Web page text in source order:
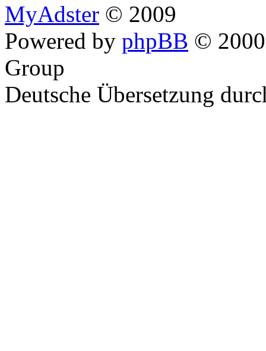
MyAdster © 2009
Powered by phpBB ©
Group
Deutsche Übersetzung